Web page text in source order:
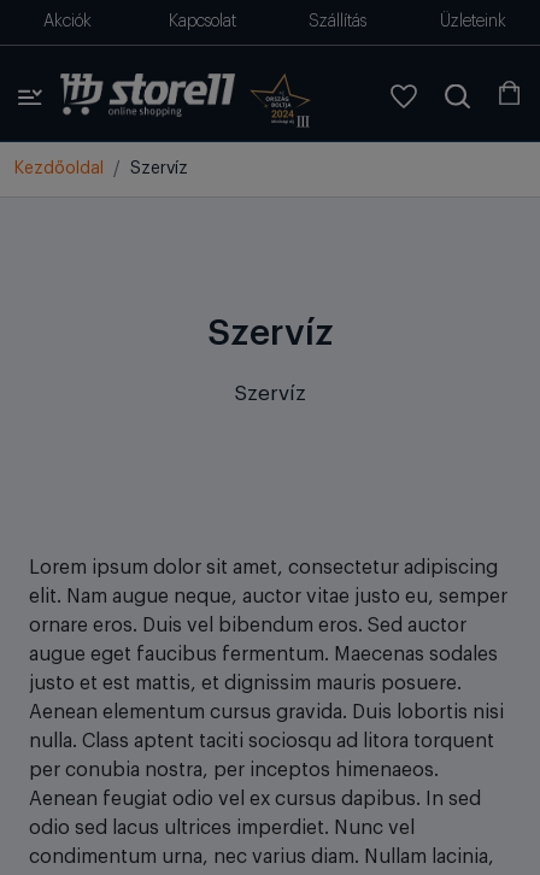
Akciók Kapcsolat Szállítás Üzleteink
Kezdőoldal Szervíz
Szervíz
Szervíz
Lorem ipsum dolor sit amet, consectetur adipiscing
elit. Nam augue neque, auctor vitae justo eu, semper
ornare eros. Duis vel bibendum eros. Sed auctor
augue eget faucibus fermentum. Maecenas sodales
justo et est mattis, et dignissim mauris posuere.
Aenean elementum cursus gravida. Duis lobortis nisi
nulla. Class aptent taciti sociosqu ad litora torquent
per conubia nostra, per inceptos himenaeos.
Aenean feugiat odio vel ex cursus dapibus. In sed
odio sed lacus ultrices imperdiet. Nunc vel
condimentum urna, nec varius diam. Nullam lacinia,